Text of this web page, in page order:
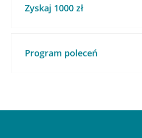
Zyskaj 1000 zł
Program poleceń